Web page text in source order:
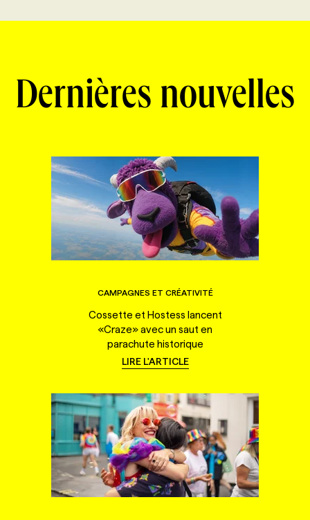
Dernières nouvelles
CAMPAGNES ET CRÉATIVITÉ
Cossette et Hostess lancent
«Craze» avec un saut en
parachute historique
LIRE L'ARTICLE